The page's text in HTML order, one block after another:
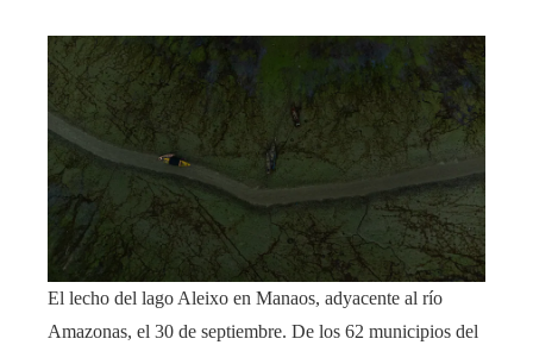
El lecho del lago Aleixo en Manaos, adyacente al río
Amazonas, el 30 de septiembre. De los 62 municipios del